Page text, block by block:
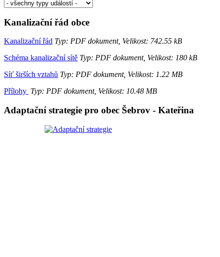
Kanalizační řád obce
Kanalizační řád Typ: PDF dokument, Velikost: 742.55 kB
Schéma kanalizační sítě Typ: PDF dokument, Velikost: 180 kB
Síť širších vztahů Typ: PDF dokument, Velikost: 1.22 MB
Přílohy Typ: PDF dokument, Velikost: 10.48 MB
Adaptační strategie pro obec Šebrov - Kateřina